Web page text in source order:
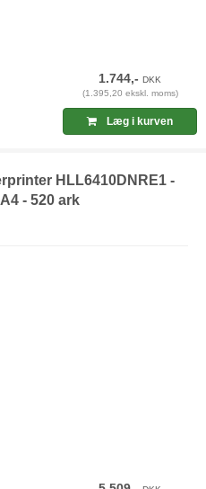
1.744,-DKK
(1.395,20 ekskl. moms)
Læg i kurven
HLL6410DNRE1 -
- 520 ark